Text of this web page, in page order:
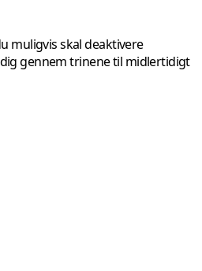
muligvis skal deaktivere
gennem trinene til midlertidigt